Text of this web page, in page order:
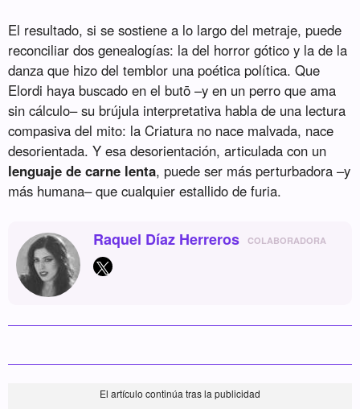
El resultado, si se sostiene a lo largo del metraje, puede
reconciliar dos genealogías: la del horror gótico y la de la
danza que hizo del temblor una poética política. Que
Elordi haya buscado en el butō –y en un perro que ama
sin cálculo– su brújula interpretativa habla de una lectura
compasiva del mito: la Criatura no nace malvada, nace
desorientada. Y esa desorientación, articulada con un
lenguaje de carne lenta, puede ser más perturbadora –y
más humana– que cualquier estallido de furia.
Raquel Díaz Herreros COLABORADORA